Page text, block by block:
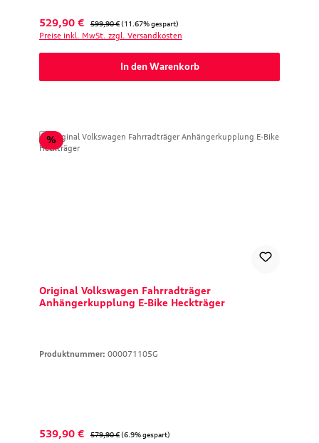
Verkaufspreis:
529,90 € Regulärer Preis:
599,90 € (11.67% gespart)
Preise inkl. MwSt. zzgl. Versandkosten
In den Warenkorb
%Rabatt
Original Volkswagen Fahrradträger
Anhängerkupplung E-Bike Heckträger
Produktnummer: 000071105G
Verkaufspreis:
539,90 € Regulärer Preis:
579,90 € (6.9% gespart)